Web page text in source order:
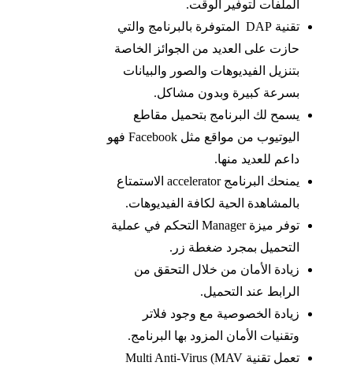
الملفات لتوفير الوقت.
تقنية DAP المتوفرة بالبرنامج والتي
حازت على العديد من الجوائز الخاصة
بتنزيل الفيديوهات والصور والبيانات
بسرعة كبيرة وبدون مشاكل.
يسمح لك البرنامج بتحميل مقاطع
اليوتيوب من مواقع مثل Facebook فهو
داعم للعديد منها.
يمنحك البرنامج accelerator الاستمتاع
بالمشاهدة الحية لكافة الفيديوهات.
توفر ميزة Manager التحكم في عملية
التحميل بمجرد ضغطة زر.
زيادة الأمان من خلال التحقق من
الرابط عند التحميل.
زيادة الخصوصية مع وجود فلاتر
وتقنيات الأمان المزود بها البرنامج.
تعمل تقنية Multi Anti-Virus (MAV